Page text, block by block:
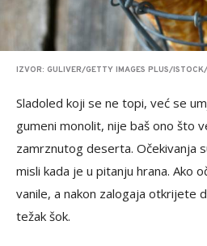
IZVOR: GULIVER/GETTY IMAGES PLUS/
Sladoled koji se ne topi, već se
gumeni monolit, nije baš ono što
zamrznutog deserta. Očekivanja
misli kada je u pitanju hrana. Ako
vanile, a nakon zalogaja otkrijete
težak šok.